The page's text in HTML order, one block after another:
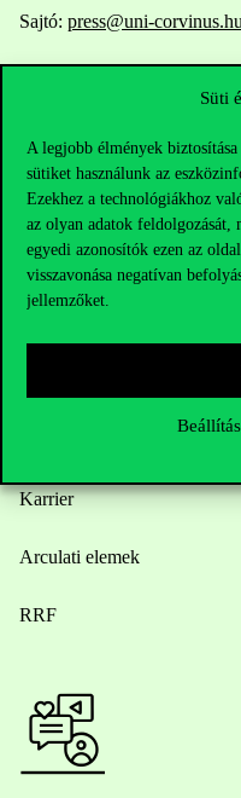
Süti
A legjobb élmények
sütiket használunk az
Ezekhez a technológiákhoz
az olyan adatok feldolgozását,
egyedi azonosítók ezen az
visszavonása negatívan
jellemzőket.
Sajtó: press@uni-corvinus.hu
Hasznos linkek
Karrier
Arculati elemek
RRF